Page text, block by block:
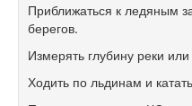
Приближаться к ледяным
берегов.
Измерять глубину реки
Ходить по льдинам и